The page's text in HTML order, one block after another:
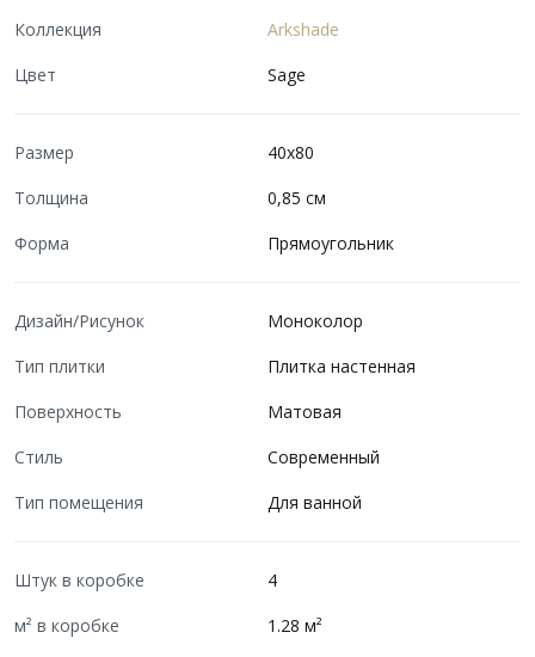
Коллекция
Arkshade
Цвет
Sage
Размер
40x80
Толщина
0,85 см
Форма
Прямоугольник
Дизайн/Рисунок
Моноколор
Тип плитки
Плитка настенная
Поверхность
Матовая
Стиль
Современный
Тип помещения
Для ванной
Штук в коробке
4
м² в коробке
1.28 м²